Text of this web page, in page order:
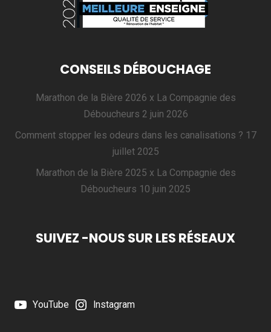
CONSEILS DÉBOUCHAGE
Marathon de la Bière 2026 x La Compagnie des
Déboucheurs 2 juin 2026
Comment stopper les odeurs dans les canalisations ? 17
juillet 2025
Marathon de la Bière 2025 x La Compagnie des
Déboucheurs 10 juin 2025
SUIVEZ -NOUS SUR LES RÉSEAUX
YouTube Instagram